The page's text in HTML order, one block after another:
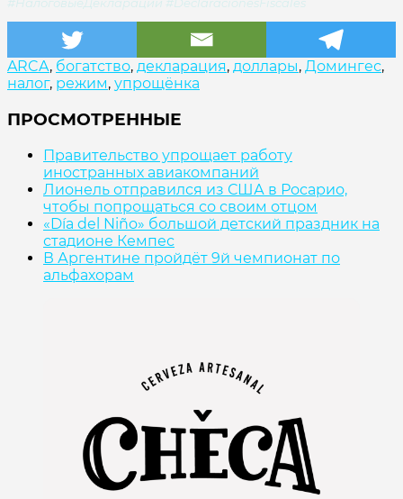
#НалоговыеДекларации #DeclaracionesFiscales
ARCA, богатство, декларация, доллары, Домингес,
налог, режим, упрощёнка
ПРОСМОТРЕННЫЕ
Правительство упрощает работу
иностранных авиакомпаний
Лионель отправился из США в Росарио,
чтобы попрощаться со своим отцом
«Día del Niño» большой детский праздник на
стадионе Кемпес
В Аргентине пройдёт 9й чемпионат по
альфахорам